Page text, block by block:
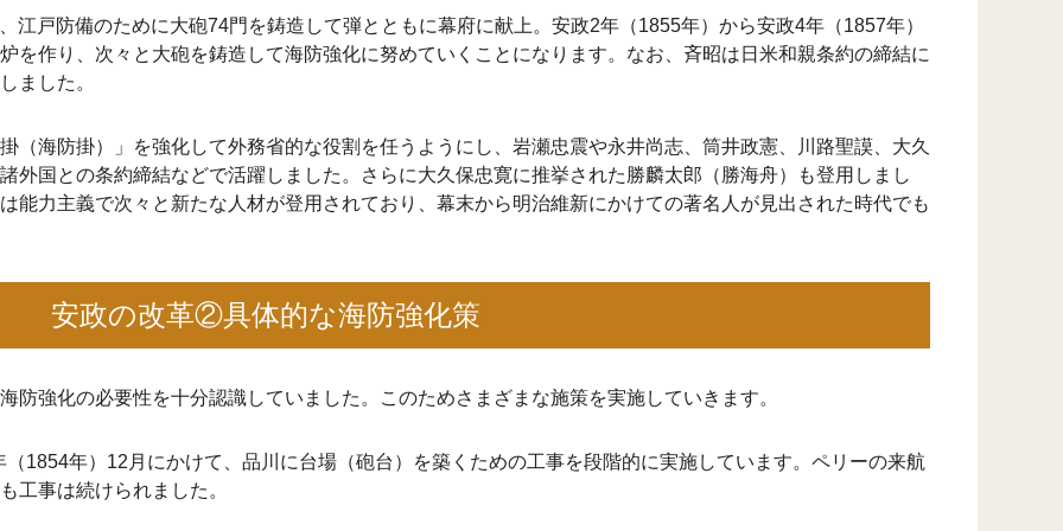
江戸防備のために大砲74門を鋳造して弾とともに幕府に献上。安政2年（1855年）から安政4年（1857年）
を作り、次々と大砲を鋳造して海防強化に努めていくことになります。なお、斉昭は日米和親条約の締結に
ました。
（海防掛）」を強化して外務省的な役割を任うようにし、岩瀬忠震や永井尚志、筒井政憲、川路聖謨、大久
外国との条約締結などで活躍しました。さらに大久保忠寛に推挙された勝麟太郎（勝海舟）も登用しまし
能力主義で次々と新たな人材が登用されており、幕末から明治維新にかけての著名人が見出された時代でも
安政の改革②具体的な海防強化策
防強化の必要性を十分認識していました。このためさまざまな施策を実施していきます。
1854年）12月にかけて、品川に台場（砲台）を築くための工事を段階的に実施しています。ペリーの来航
工事は続けられました。